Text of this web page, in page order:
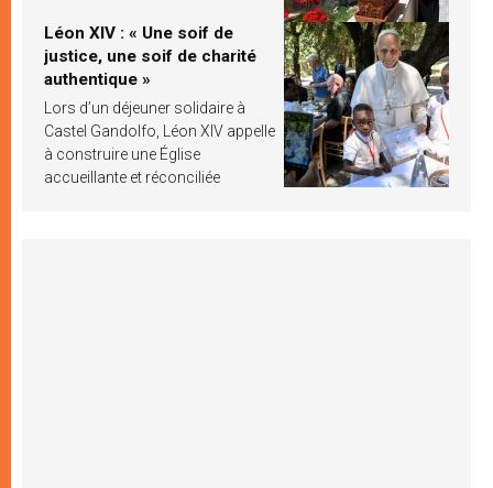
Léon XIV : « Une soif de
justice, une soif de charité
authentique »
Lors d’un déjeuner solidaire à
Castel Gandolfo, Léon XIV appelle
à construire une Église
accueillante et réconciliée